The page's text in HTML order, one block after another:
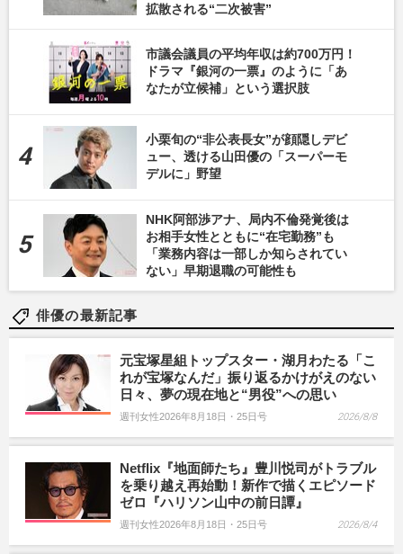
拡散される“二次被害”
市議会議員の平均年収は約700万円！
ドラマ『銀河の一票』のように「あ
なたが立候補」という選択肢
小栗旬の“非公表長女”が顔隠しデビ
ュー、透ける山田優の「スーパーモ
デルに」野望
NHK阿部渉アナ、局内不倫発覚後は
お相手女性とともに“在宅勤務”も
「業務内容は一部しか知らされてい
ない」早期退職の可能性も
俳優の最新記事
元宝塚星組トップスター・湖月わたる「こ
れが宝塚なんだ」振り返るかけがえのない
日々、夢の現在地と“男役”への思い
週刊女性2026年8月18日・25日号 2026/8/8
Netflix『地面師たち』豊川悦司がトラブル
を乗り越え再始動！新作で描くエピソード
ゼロ『ハリソン山中の前日譚』
週刊女性2026年8月18日・25日号 2026/8/4